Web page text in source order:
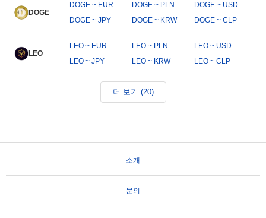
DOGE
DOGE ~ EUR DOGE ~ PLN
DOGE ~ USD
DOGE ~ JPY
DOGE ~ KRW DOGE ~ CLP
LEO
LEO ~ EUR LEO ~ PLN
LEO ~ USD
LEO ~ JPY
LEO ~ KRW LEO ~ CLP
더 보기 (20)
소개
문의